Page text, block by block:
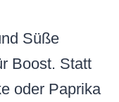
Süße
Boost. Statt
oder Paprika